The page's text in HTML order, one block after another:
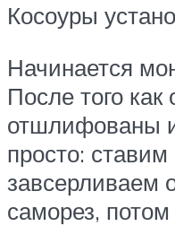
Косоуры
Начинается
После того
отшлифованы
просто:
завсерливаем
саморез, потом